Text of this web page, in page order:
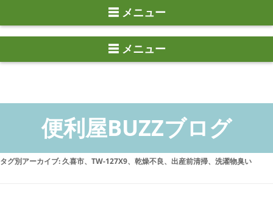
☰ メニュー
タグ別アーカイブ:久喜市、TW-127X9、乾燥不良、出産前清掃、洗濯物臭い